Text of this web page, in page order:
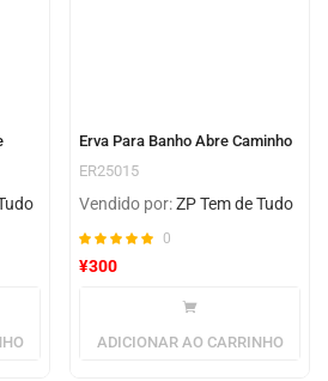
Erva Para Banho Abre Caminho
ER25015
Vendido por:ZP Tem de Tudo
0
¥300
ADICIONAR AO CARRINHO